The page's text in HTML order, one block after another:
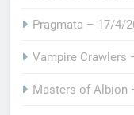
Pragmata – 17/4/
Vampire Crawlers
Masters of Albion